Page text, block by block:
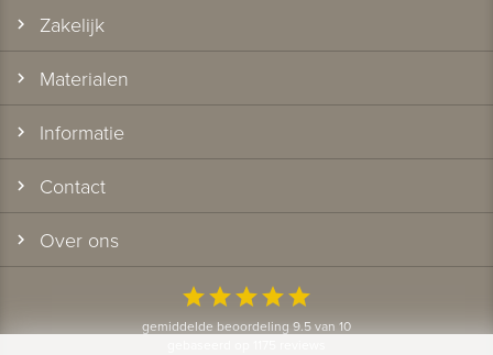
Zakelijk
Materialen
Informatie
Contact
Over ons
starstarstarstarstar
gemiddelde beoordeling 9.5 van 10